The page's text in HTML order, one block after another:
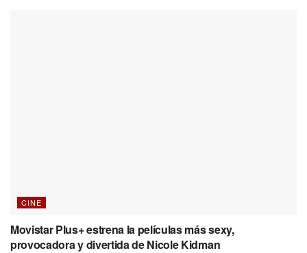
CINE
Movistar Plus+ estrena la películas más sexy,
provocadora y divertida de Nicole Kidman